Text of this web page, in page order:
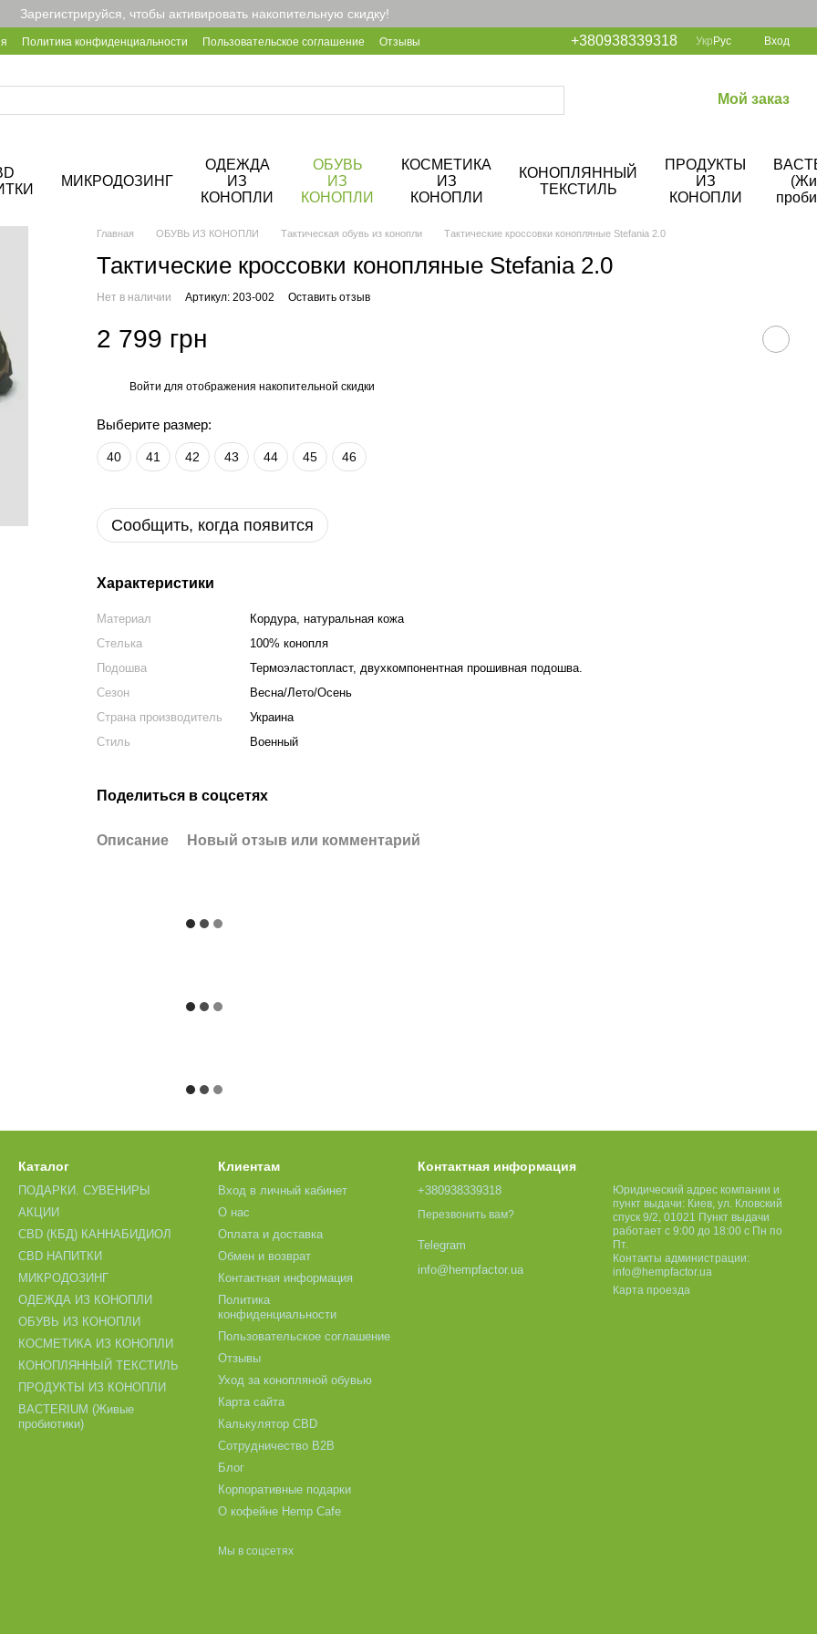
Зарегистрируйся, чтобы активировать накопительную скидку!
Политика конфиденциальности Пользовательское соглашение
Отзывы
+380938339318 Укр Рус Вход
Мой заказ
МИКРОДОЗИНГ
ОДЕЖДА
ИЗ
КОНОПЛИ
ОБУВЬ
ИЗ
КОНОПЛИ
КОСМЕТИКА
ИЗ
КОНОПЛИ
КОНОПЛЯННЫЙ
ТЕКСТИЛЬ
ПРОДУКТЫ
ИЗ
КОНОПЛИ
Главная ОБУВЬ ИЗ КОНОПЛИ Тактическая обувь из конопли Тактические кроссовки конопляные Stefania 2.0
Тактические кроссовки конопляные Stefania 2.0
Нет в наличии Артикул: 203-002 Оставить отзыв
2 799 грн
Войти для отображения накопительной скидки
Выберите размер:
40 41 42 43 44 45 46
Сообщить, когда появится
Характеристики
Материал
Кордура, натуральная кожа
Стелька
100% конопля
Подошва
Термоэластопласт, двухкомпонентная прошивная подошва.
Сезон
Весна/Лето/Осень
Страна производитель
Украина
Стиль
Военный
Поделиться в соцсетях
Описание Новый отзыв или комментарий
Каталог
ПОДАРКИ. СУВЕНИРЫ
АКЦИИ
CBD (КБД) КАННАБИДИОЛ
CBD НАПИТКИ
МИКРОДОЗИНГ
ОДЕЖДА ИЗ КОНОПЛИ
ОБУВЬ ИЗ КОНОПЛИ
КОСМЕТИКА ИЗ КОНОПЛИ
КОНОПЛЯННЫЙ ТЕКСТИЛЬ
ПРОДУКТЫ ИЗ КОНОПЛИ
BACTERIUM (Живые
пробиотики)
Клиентам
Вход в личный кабинет
О нас
Оплата и доставка
Обмен и возврат
Контактная информация
Политика
конфиденциальности
Пользовательское соглашение
Отзывы
Уход за конопляной обувью
Карта сайта
Калькулятор CBD
Сотрудничество B2B
Блог
Корпоративные подарки
О кофейне Hemp Cafe
Мы в соцсетях
Контактная информация
+380938339318
Перезвонить вам?
Telegram
info@hempfactor.ua
Юридический адрес компании и
пункт выдачи: Киев, ул. Кловский
спуск 9/2, 01021 Пункт выдачи
работает с 9:00 до 18:00 с Пн по
Пт.
Контакты администрации:
info@hempfactor.ua
Карта проезда